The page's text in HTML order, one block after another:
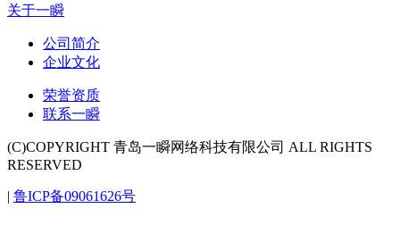
关于一瞬
公司简介
企业文化
荣誉资质
联系一瞬
(C)COPYRIGHT 青岛一瞬网络科技有限公司 ALL RIGHTS
RESERVED
| 鲁ICP备09061626号